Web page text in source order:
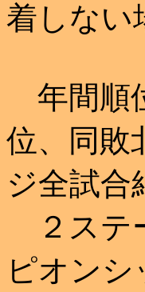
着しない
年間順
位、同敗
ジ全試合
２ステ
ピオン